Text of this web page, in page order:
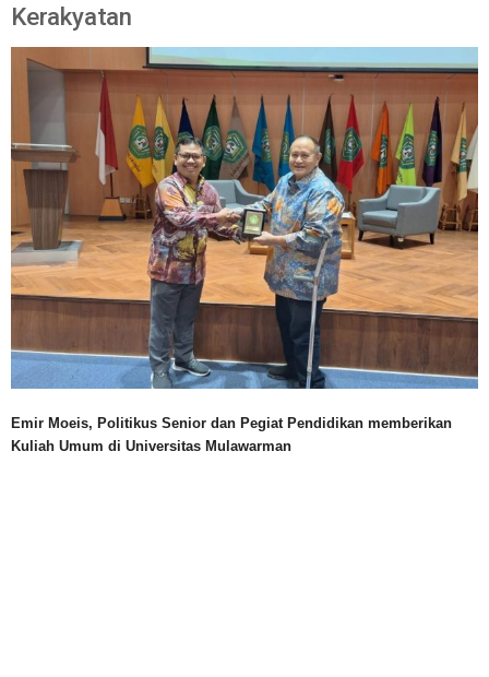
Kerakyatan
Emir Moeis, Politikus Senior dan Pegiat Pendidikan memberikan
Kuliah Umum di Universitas Mulawarman